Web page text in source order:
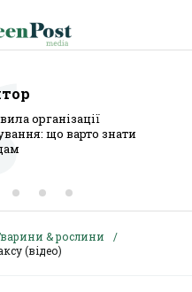
організації
що варто знати
& рослини
(відео)